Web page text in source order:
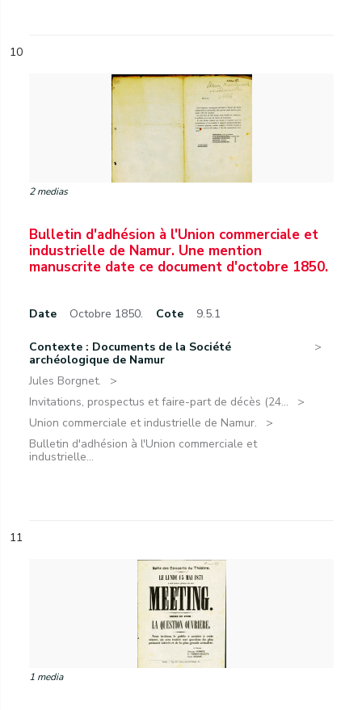
10
2 medias
Bulletin d'adhésion à l'Union commerciale et
industrielle de Namur. Une mention
manuscrite date ce document d'octobre 1850.
Date Octobre 1850. Cote 9.5.1
Contexte : Documents de la Société
archéologique de Namur
Jules Borgnet.
Invitations, prospectus et faire-part de décès (24...
Union commerciale et industrielle de Namur.
Bulletin d'adhésion à l'Union commerciale et
industrielle...
11
1 media